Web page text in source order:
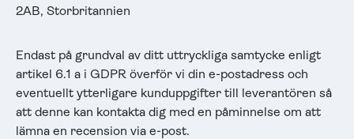
2AB, Storbritannien
Endast på grundval av ditt uttryckliga samtycke enligt
artikel 6.1 a i GDPR överför vi din e-postadress och
eventuellt ytterligare kunduppgifter till leverantören så
att denne kan kontakta dig med en påminnelse om att
lämna en recension via e-post.